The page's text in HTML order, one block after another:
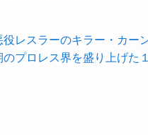
役レスラーのキラー・カー
のプロレス界を盛り上げた